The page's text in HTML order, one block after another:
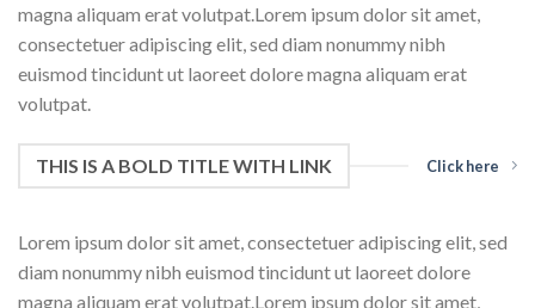
magna aliquam erat volutpat.Lorem ipsum dolor sit amet,
consectetuer adipiscing elit, sed diam nonummy nibh
euismod tincidunt ut laoreet dolore magna aliquam erat
volutpat.
THIS IS A BOLD TITLE WITH LINK Click here
Lorem ipsum dolor sit amet, consectetuer adipiscing elit, sed
diam nonummy nibh euismod tincidunt ut laoreet dolore
magna aliquam erat volutpat.Lorem ipsum dolor sit amet,